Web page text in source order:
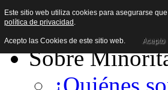
Sobre
Este sitio web utiliza cookies para asegurarse
política de privacidad .
Acepto las Cookies de este sitio web. Acepto